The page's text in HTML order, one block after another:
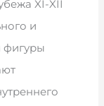
XI-XII
и
фигуры